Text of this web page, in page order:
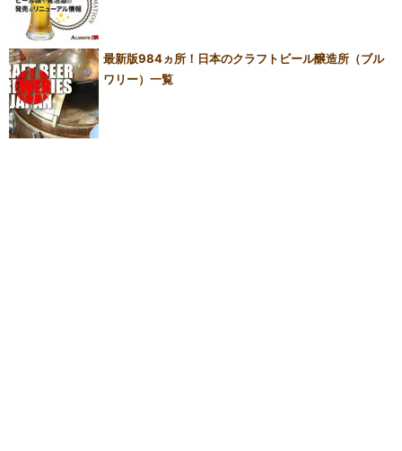
最新版984ヵ所！日本のクラフトビール醸造所（ブル
ワリー）一覧